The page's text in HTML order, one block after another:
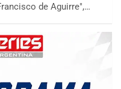
de Aguirre",…